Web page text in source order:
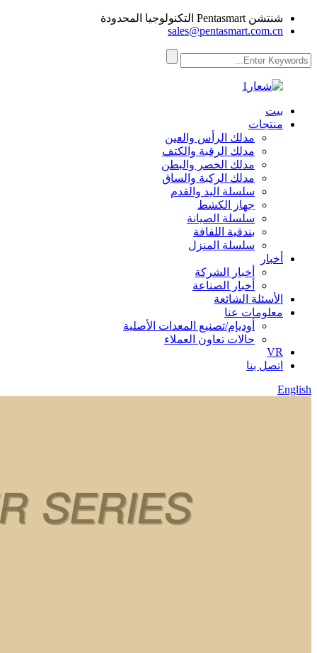
شنتشن Pentasmart التكنولوجيا المحدودة
sales@pentasmart.com.cn
بيت
منتجات
مدلك الرأس والعين
مدلك الرقبة والكتف
مدلك الخصر والبطن
مدلك الركبة والساق
سلسلة اليد والقدم
جهاز الكشط
سلسلة الصيانة
بندقية اللفافة
سلسلة المنزل
أخبار
أخبار الشركة
أخبار الصناعة
الأسئلة الشائعة
معلومات عنا
أوديإم/تصنيع المعدات الأصلية
حالات تعاون العملاء
VR
اتصل بنا
English